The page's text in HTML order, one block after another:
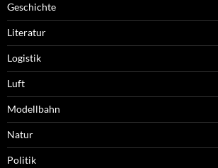
Geschichte
Literatur
Logistik
Luft
Modellbahn
Natur
Politik